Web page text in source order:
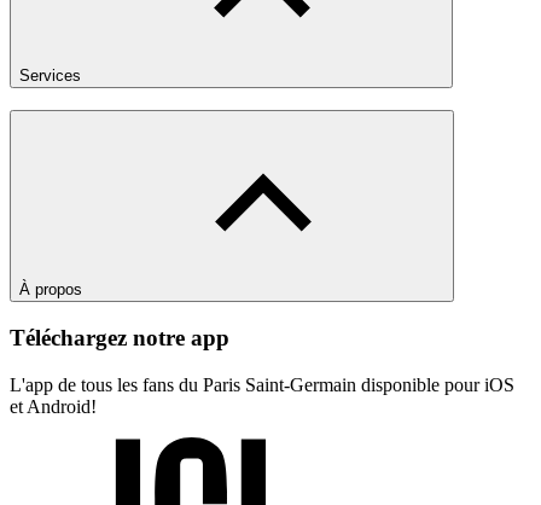
Services
À propos
Téléchargez notre app
L'app de tous les fans du Paris Saint-Germain disponible pour iOS
et Android!